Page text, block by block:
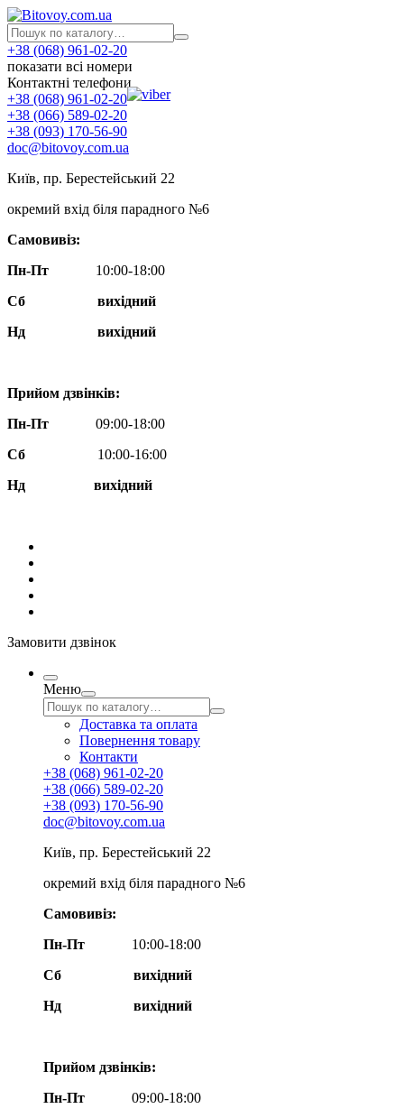
+38 (068) 961-02-20
показати всі номери
Контактні телефони
+38 (068) 961-02-20
+38 (066) 589-02-20
+38 (093) 170-56-90
doc@bitovoy.com.ua
Київ, пр. Берестейський 22
окремий вхід біля парадного №6
Самовивіз:
Пн-Пт
10:00-18:00
Сб
вихідний
Нд
вихідний
Прийом дзвінків:
Пн-Пт
09:00-18:00
Сб
10:00-16:00
Нд вихідний
Замовити дзвінок
Меню
Доставка та оплата
Повернення товару
Контакти
+38 (068) 961-02-20
+38 (066) 589-02-20
+38 (093) 170-56-90
doc@bitovoy.com.ua
Київ, пр. Берестейський 22
окремий вхід біля парадного №6
Самовивіз:
Пн-Пт
10:00-18:00
Сб
вихідний
Нд
вихідний
Прийом дзвінків:
Пн-Пт
09:00-18:00